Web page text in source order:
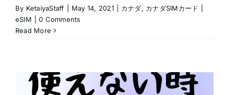
By KetaiyaStaff May 14, 2021 カナダ, カナダSIMカード |
eSIM
0 Comments
Read More